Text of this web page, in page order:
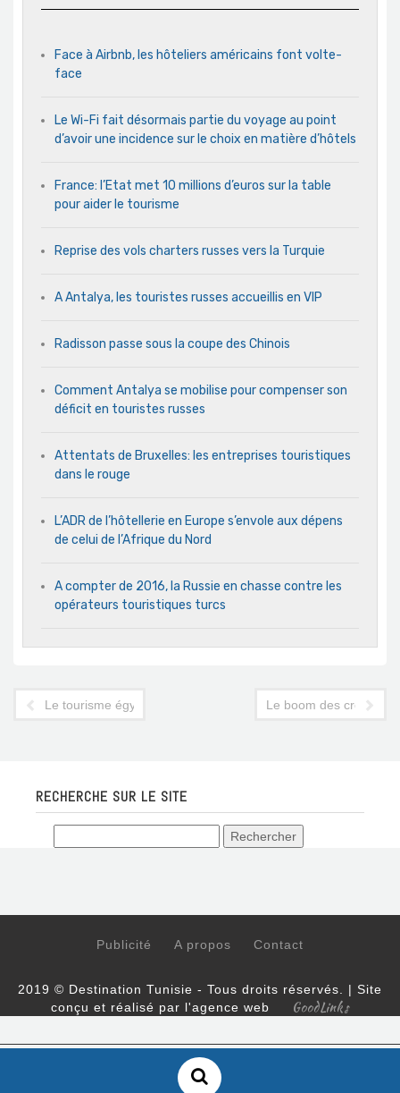
Face à Airbnb, les hôteliers américains font volte-
face
Le Wi-Fi fait désormais partie du voyage au point
d’avoir une incidence sur le choix en matière d’hôtels
France: l’Etat met 10 millions d’euros sur la table
pour aider le tourisme
Reprise des vols charters russes vers la Turquie
A Antalya, les touristes russes accueillis en VIP
Radisson passe sous la coupe des Chinois
Comment Antalya se mobilise pour compenser son
déficit en touristes russes
Attentats de Bruxelles: les entreprises touristiques
dans le rouge
L’ADR de l’hôtellerie en Europe s’envole aux dépens
de celui de l’Afrique du Nord
A compter de 2016, la Russie en chasse contre les
opérateurs touristiques turcs
Le tourisme égyptien fait les frais de la révolution
Le boom des
RECHERCHE SUR LE SITE
Publicité A propos Contact
2019 © Destination Tunisie - Tous droits réservés. | Site
conçu et réalisé par l'agence web
GoodLinks